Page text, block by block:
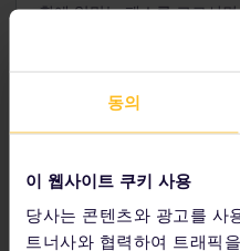
동의
이 웹사이트 쿠키 사용
당사는 콘텐츠와 광고를 사
트너사와 협력하여 트래픽
획에 알맞는 패스를 고르시
천해 드립니다. 혹은 다른 패